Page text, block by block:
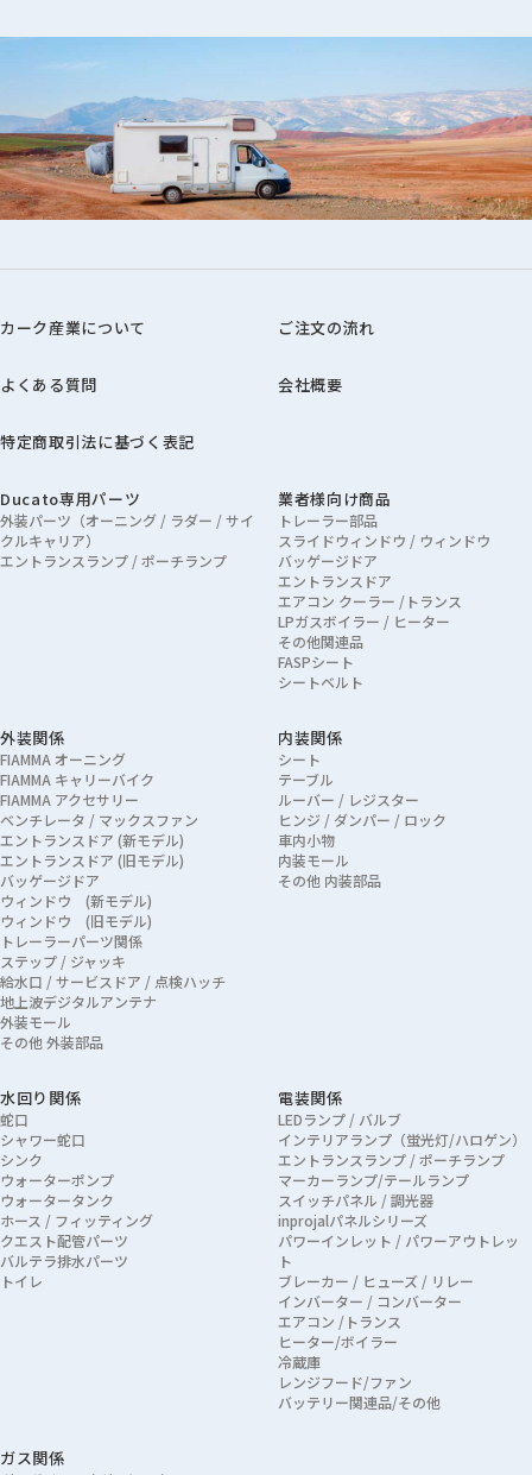
カーク産業について ご注文の流れ
よくある質問 会社概要
特定商取引法に基づく表記
Ducato専用パーツ
外装パーツ（オーニング / ラダー / サイ
クルキャリア）
エントランスランプ / ポーチランプ
業者様向け商品
トレーラー部品
スライドウィンドウ / ウィンドウ
バッゲージドア
エントランスドア
エアコン クーラー /トランス
LPガスボイラー / ヒーター
その他関連品
FASPシート
シートベルト
外装関係
FIAMMA オーニング
FIAMMA キャリーバイク
FIAMMA アクセサリー
ベンチレータ / マックスファン
エントランスドア (新モデル)
エントランスドア (旧モデル)
バッゲージドア
ウィンドウ (新モデル)
ウィンドウ (旧モデル)
トレーラーパーツ関係
ステップ / ジャッキ
給水口 / サービスドア / 点検ハッチ
地上波デジタルアンテナ
外装モール
その他 外装部品
内装関係
シート
テーブル
ルーバー / レジスター
ヒンジ / ダンパー / ロック
車内小物
内装モール
その他 内装部品
水回り関係
蛇口
シャワー蛇口
シンク
ウォーターポンプ
ウォータータンク
ホース / フィッティング
クエスト配管パーツ
バルテラ排水パーツ
トイレ
電装関係
LEDランプ / バルブ
インテリアランプ（蛍光灯/ハロゲン）
エントランスランプ / ポーチランプ
マーカーランプ/テールランプ
スイッチパネル / 調光器
inprojalパネルシリーズ
パワーインレット / パワーアウトレッ
ト
ブレーカー / ヒューズ / リレー
インバーター / コンバーター
エアコン /トランス
ヒーター/ボイラー
冷蔵庫
レンジフード/ファン
バッテリー関連品/その他
ガス関係